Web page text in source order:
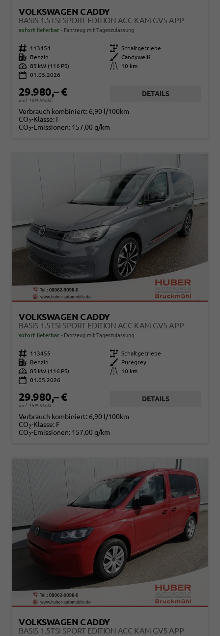
VOLKSWAGEN CADDY
BASIS 1.5TSI SPORT EDITION ACC KAM GV5 APP
sofort lieferbar Fahrzeug mit Tageszulassung
Fahrzeugnr. 113454 Getriebe Schaltgetriebe
Kraftstoff
Benzin Außenfarbe
Candyweiß
Leistung 85 kW (116 PS) Kilometerstand
10 km
01.05.2026
29.980,– €
incl. 19% MwSt.
DETAILS
Verbrauch kombiniert: 6,90 l/100km
CO2-Klasse: F
CO2-Emissionen: 157,00 g/km
VOLKSWAGEN CADDY
BASIS 1.5TSI SPORT EDITION ACC KAM GV5 APP
sofort lieferbar Fahrzeug mit Tageszulassung
Fahrzeugnr. 113455 Getriebe Schaltgetriebe
Kraftstoff
Benzin Außenfarbe
Puregrey
Leistung 85 kW (116 PS) Kilometerstand
10 km
01.05.2026
29.980,– €
incl. 19% MwSt.
DETAILS
Verbrauch kombiniert: 6,90 l/100km
CO2-Klasse: F
CO2-Emissionen: 157,00 g/km
VOLKSWAGEN CADDY
BASIS 1.5TSI SPORT EDITION ACC KAM GV5 APP